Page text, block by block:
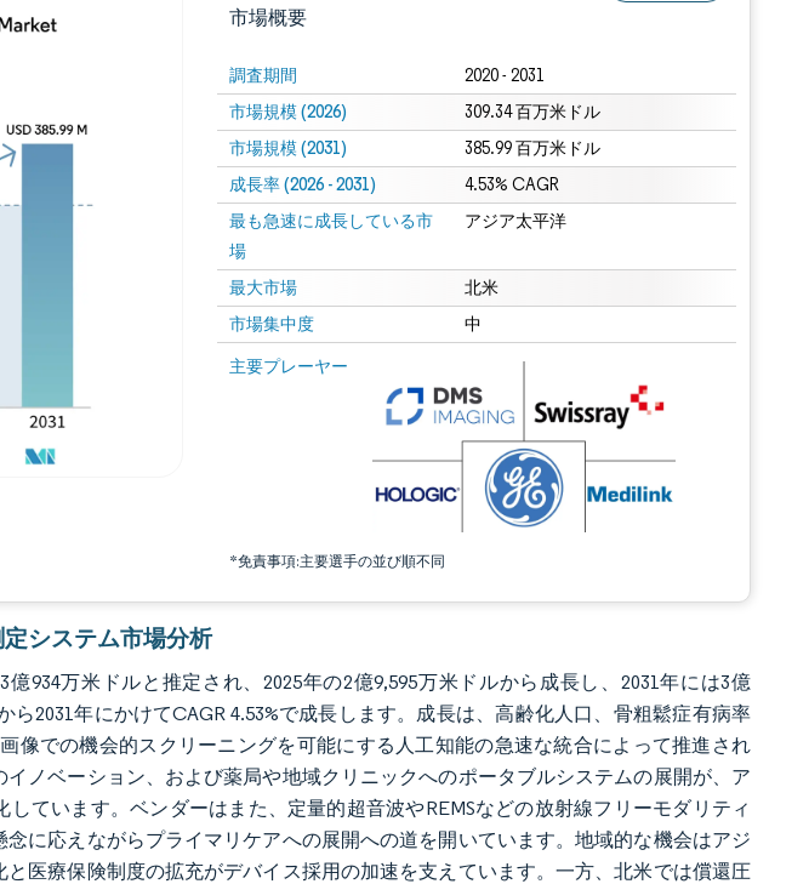
市場概要
調査期間 2020 - 2031
市場規模 (2026) 309.34 百万米ドル
市場規模 (2031) 385.99 百万米ドル
成長率 (2026 - 2031) 4.53% CAGR
最も急速に成長している市
場
アジア太平洋
最大市場 北米
市場集中度 中
主要プレーヤー
*免責事項:主要選手の並び順不同
画像 © Mordor Intelligence。再利用にはCC BY 4.0の表示が必要です。
Intelligence。再利用にはCC BY 4.0の表示が必要です。
システム市場分析
934万米ドルと推定され、2025年の2億9,595万米ドルから成長し、2031年には3億
ら2031年にかけてCAGR 4.53%で成長します。成長は、高齢化人口、骨粗鬆症有病率
像での機会的スクリーニングを可能にする人工知能の急速な統合によって推進され
ノベーション、および薬局や地域クリニックへのポータブルシステムの展開が、ア
ています。ベンダーはまた、定量的超音波やREMSなどの放射線フリーモダリティ
に応えながらプライマリケアへの展開への道を開いています。地域的な機会はアジ
医療保険制度の拡充がデバイス採用の加速を支えています。一方、北米では償還圧